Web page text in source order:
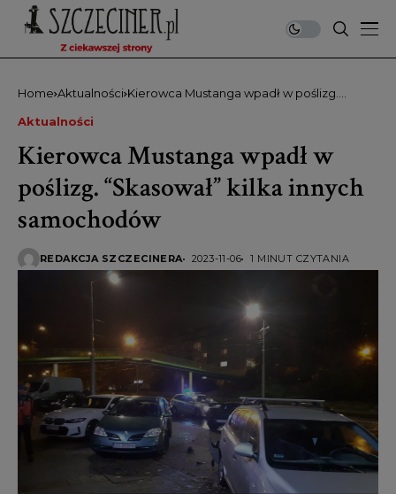
Home Aktualności Kierowca Mustanga wpadł w poślizg.
Aktualności
Kierowca Mustanga wpadł w
poślizg. “Skasował” kilka innych
samochodów
REDAKCJA SZCZECINERA 2023-11-06 1 MINUT CZYTANIA